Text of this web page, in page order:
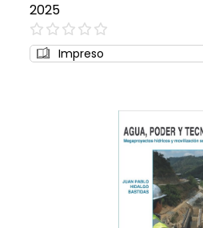
2025
0%
Impreso